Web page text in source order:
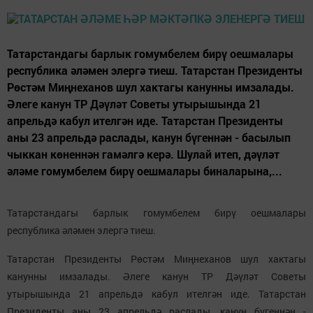
Татарстандагы барлык гомумбелем бирү оешмалары
республика әләмен элергә тиеш. Татарстан Президенты
Рөстәм Миңнеханов шул хактагы канунны имзалады.
Әлеге канун ТР Дәүләт Советы утырышында 21
апрельдә кабул ителгән иде. Татарстан Президенты
аны 23 апрельдә раслады, канун бүгеннән - басылып
чыккан көненнән гамәлгә керә. Шулай итеп, дәүләт
әләме гомумбелем бирү оешмалары биналарына,...
Татарстандагы барлык гомумбелем бирү оешмалары
республика әләмен элергә тиеш.
Татарстан Президенты Рөстәм Миңнеханов шул хактагы
канунны имзалады. Әлеге канун ТР Дәүләт Советы
утырышында 21 апрельдә кабул ителгән иде. Татарстан